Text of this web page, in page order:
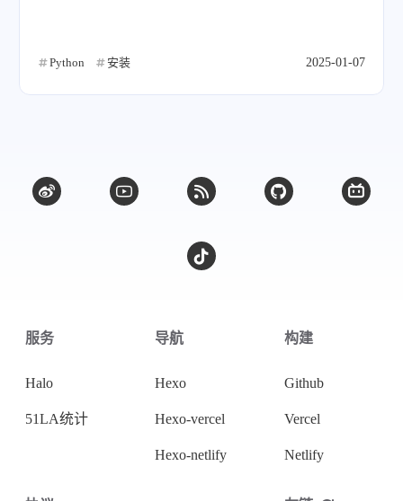
Python 安装 2025-01-07
服务
Halo
51LA统计
导航
Hexo
Hexo-vercel
Hexo-netlify
构建
Github
Vercel
Netlify